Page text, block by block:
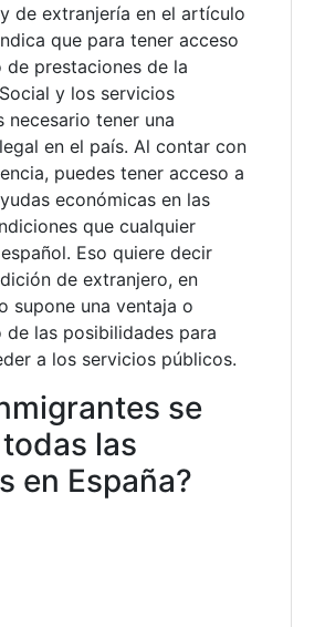
de extranjería en el artículo
que para tener acceso
prestaciones de la
y los servicios
necesario tener una
en el país. Al contar con
puedes tener acceso a
económicas en las
que cualquier
Eso quiere decir
de extranjero, en
supone una ventaja o
de las posibilidades para
a los servicios públicos.
se
las
en España?